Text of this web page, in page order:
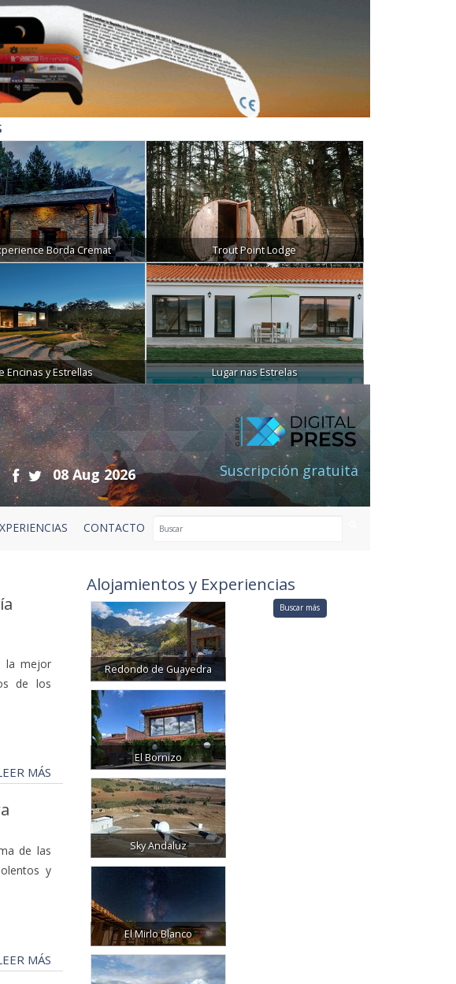
Borda Cremat Trout Point Lodge
Encinas y Estrellas Lugar nas Estrelas
08 Aug 2026 Suscripción gratuita
CONTACTO
la mejor
de los
MÁS
de las
y
MÁS
Alojamientos y Experiencias
Redondo de Guayedra
El Bornizo
Sky Andaluz
El Mirlo Blanco
Buscar más